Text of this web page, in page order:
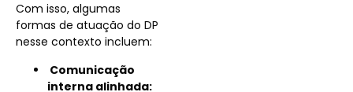
Com isso, algumas
formas de atuação do DP
nesse contexto incluem:
Comunicação
interna alinhada: